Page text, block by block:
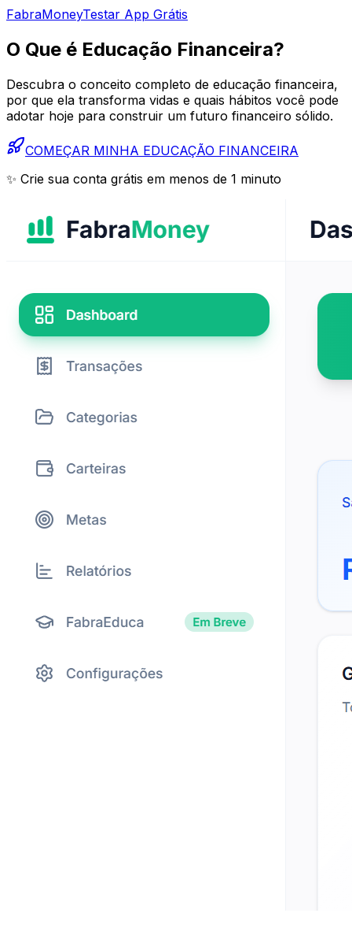
FabraMoneyTestar App Grátis
O Que é Educação Financeira?
Descubra o conceito completo de educação financeira,
por que ela transforma vidas e quais hábitos você pode
adotar hoje para construir um futuro financeiro sólido.
COMEÇAR MINHA EDUCAÇÃO FINANCEIRA
✨ Crie sua conta grátis em menos de 1 minuto